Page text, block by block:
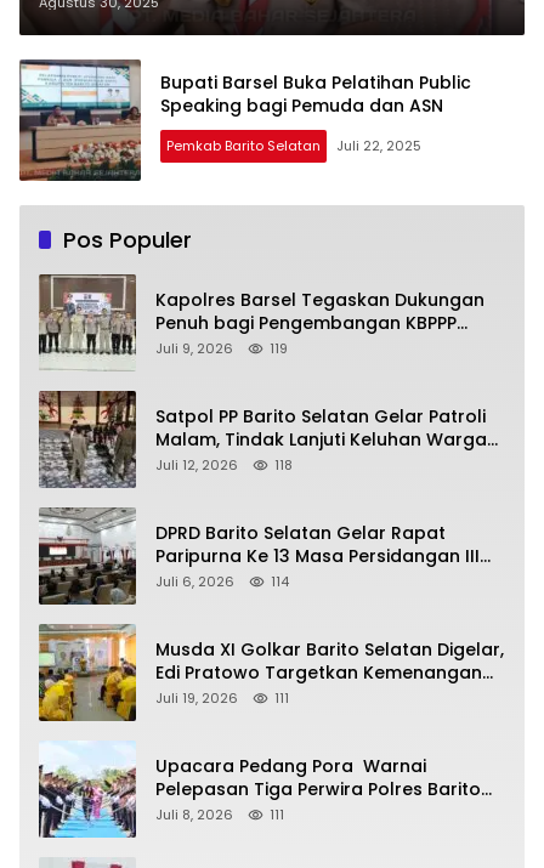
Pramuka
Bupati Barsel Buka Pelatihan Public
Speaking bagi Pemuda dan ASN
Pemkab Barito Selatan Juli 22, 2025
Pos Populer
Kapolres Barsel Tegaskan Dukungan
Penuh bagi Pengembangan KBPPP
Kalimantan Tengah
Juli 9, 2026 119
Satpol PP Barito Selatan Gelar Patroli
Malam, Tindak Lanjuti Keluhan Warga
soal Balap Liar dan Remaja Nongkrong
Juli 12, 2026 118
DPRD Barito Selatan Gelar Rapat
Paripurna Ke 13 Masa Persidangan III
Tahun 2026
Juli 6, 2026 114
Musda XI Golkar Barito Selatan Digelar,
Edi Pratowo Targetkan Kemenangan
Partai pada Pemilu Mendatang
Juli 19, 2026 111
Upacara Pedang Pora Warnai
Pelepasan Tiga Perwira Polres Barito
Selatan Masuki Masa Pensiun
Juli 8, 2026 111